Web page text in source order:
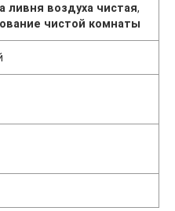
ливня воздуха чистая,
чистой комнаты